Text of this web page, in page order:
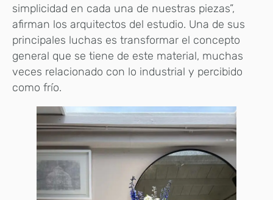
simplicidad en cada una de nuestras piezas”,
afirman los arquitectos del estudio. Una de sus
principales luchas es transformar el concepto
general que se tiene de este material, muchas
veces relacionado con lo industrial y percibido
como frío.